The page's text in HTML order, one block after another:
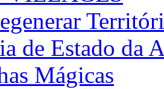
de Estado da
Mágicas